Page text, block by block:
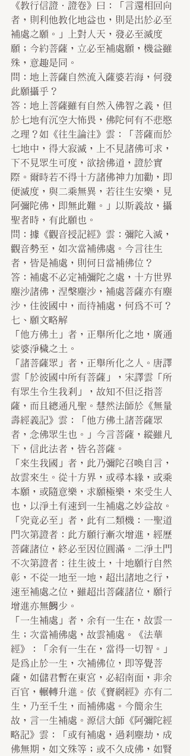
《教行信證．證卷》曰：「言還相回向
者，則利他教化地益也，則是出於必至
補處之願。」上對人天，發必至滅度
願；今約菩薩，立必至補處願，機益雖
殊，意趣是同。
問：地上菩薩自然流入薩婆若海，何發
此願攝乎？
答：地上菩薩雖有自然入佛智之義，但
於七地有沉空大怖畏，佛陀何有不悲愍
之理？如《往生論注》雲：「菩薩而於
七地中，得大寂滅，上不見諸佛可求，
下不見眾生可度，欲捨佛道，證於實
際。爾時若不得十方諸佛神力加勸，即
便滅度，與二乘無異，若往生安樂，見
阿彌陀佛，即無此難。」以斯義故，攝
聖者時，有此願也。
問：據《觀音授記經》雲：彌陀入滅，
觀音勢至，如次當補佛處。今言往生
者，皆是補處，則何日當補佛位？
答：補處不必定補彌陀之處，十方世界
塵沙諸佛，涅槃塵沙，補處菩薩亦有塵
沙，住彼國中，而待補處，何為不可？
七、願文略解
「他方佛土」者，正舉所化之地，廣通
娑婆淨穢之土。
「諸菩薩眾」者，正舉所化之人。唐譯
雲「於彼國中所有菩薩」，宋譯雲「所
有眾生令生我剎」，故知不但泛指菩
薩，而且總通凡聖。慧然法師於《無量
壽經義記》雲：「他方佛土諸菩薩眾
者，念佛眾生也。」今言菩薩，縱雖凡
下，信此法者，皆名菩薩。
「來生我國」者，此乃彌陀召喚自言，
故雲來生。從十方界，或尋本緣，或乘
本願，或隨意樂，求願極樂，來受生人
也，以淨土有速到一生補處之妙益故。
「究竟必至」者，此有二類機：一聖道
門次第證者：此方願行漸次增進，經歷
菩薩諸位，終必至因位圓滿。二淨土門
不次第證者：往生彼土，十地願行自然
彰，不從一地至一地，超出諸地之行，
速至補處之位，雖超出菩薩諸位，願行
增進亦無阙少。
「一生補處」者，余有一生在，故雲一
生；次當補佛處，故雲補處。《法華
經》：「余有一生在，當得一切智。」
是為止於一生，次補佛位，即等覺菩
薩，如儲君暫在東宮，必紹南面，非余
百官，輾轉升進。依《寶網經》亦有二
生，乃至千生，而補佛處。今簡余生
故，言一生補處。源信大師《阿彌陀經
略記》雲：「或有補處，過剎塵劫，成
佛無期，如文殊等；或不久成佛，如賢